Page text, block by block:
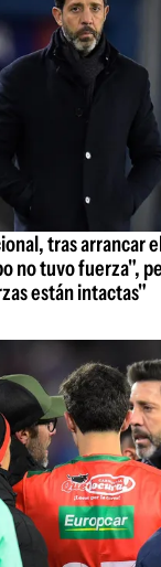
tras arrancar
no tuvo fuerza",
están intactas"